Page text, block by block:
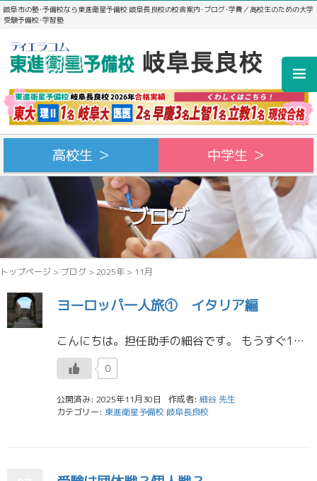
岐阜市の塾･予備校なら東進衛星予備校 岐阜長良校の校舎案内･ブログ･学費／高校生のための大学
受験予備校･学習塾
高校生 ＞ 中学生 ＞
ブログ
トップページ > ブログ > 2025年 > 11月
ヨーロッパ一人旅① イタリア編
こんにちは。担任助手の細谷です。 もうすぐ12月ですが、今日は日差しの暖かな日和ですね???? 早速ですが、今日のブログはヨーロッパ一人旅についてです。 私は昨日まで、10日ほど、ヨーロッパへ行っていました。 具体的な経 […]
0
公開済み: 2025年11月30日 作成者: 細谷 先生
カテゴリー: 東進衛星予備校 岐阜長良校